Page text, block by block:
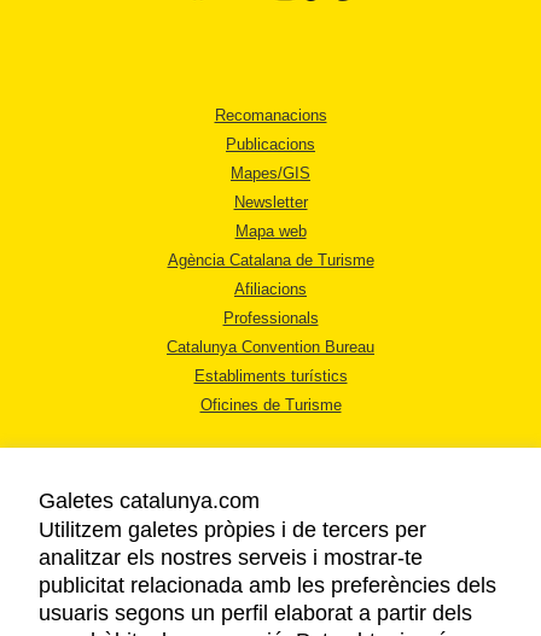
Recomanacions
Publicacions
Mapes/GIS
Newsletter
Mapa web
Agència Catalana de Turisme
Afiliacions
Professionals
Catalunya Convention Bureau
Establiments turístics
Oficines de Turisme
AVÍS LEGAL
POLÍTICA DE PRIVACITAT
Galetes catalunya.com
Utilitzem galetes pròpies i de tercers per
analitzar els nostres serveis i mostrar-te
publicitat relacionada amb les preferències dels
usuaris segons un perfil elaborat a partir dels